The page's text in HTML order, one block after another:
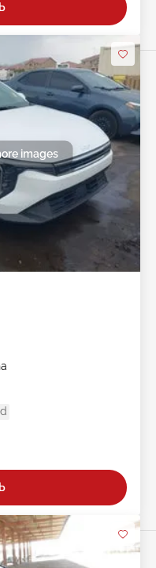
images